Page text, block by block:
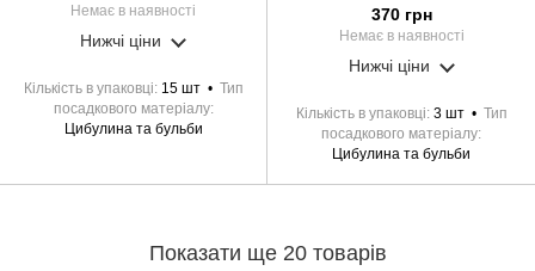
Немає в наявності
Нижчі ціни
Кількість в упаковці 15 шт
Тип
посадкового матеріалу
Цибулина та бульби
370 грн
Немає в наявності
Нижчі ціни
Кількість в упаковці 3 шт
Тип
посадкового матеріалу
Цибулина та бульби
Показати ще 20 товарів